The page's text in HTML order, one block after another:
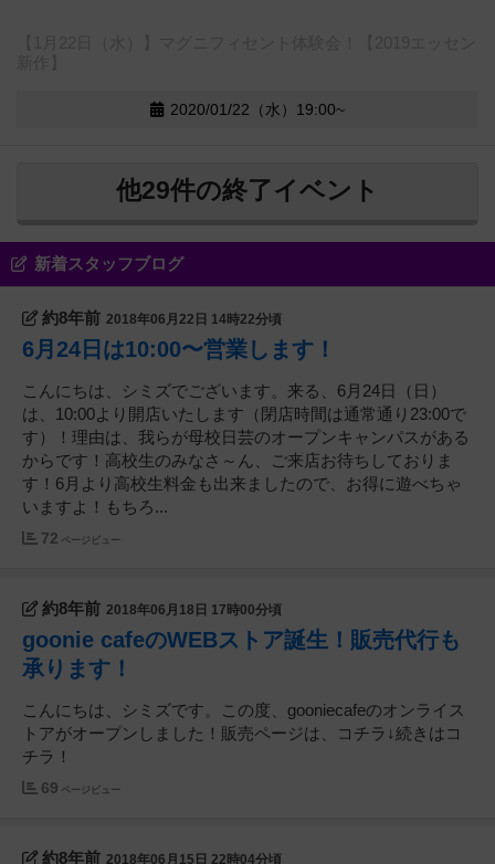
2020/01/22（水）19:00~
他29件の終了イベント
新着スタッフブログ
約8年前 2018年06月22日 14時22分頃
6月24日は10:00〜営業します！
こんにちは、シミズでございます。来る、6月24日（日）
は、10:00より開店いたします（閉店時間は通常通り23:00で
す）！理由は、我らが母校日芸のオープンキャンパスがある
からです！高校生のみなさ～ん、ご来店お待ちしておりま
す！6月より高校生料金も出来ましたので、お得に遊べちゃ
いますよ！もちろ...
72 ページビュー
約8年前 2018年06月18日 17時00分頃
goonie cafeのWEBストア誕生！販売代行も
承ります！
こんにちは、シミズです。この度、gooniecafeのオンライス
トアがオープンしました！販売ページは、コチラ↓続きはコ
チラ！
69 ページビュー
約8年前 2018年06月15日 22時04分頃